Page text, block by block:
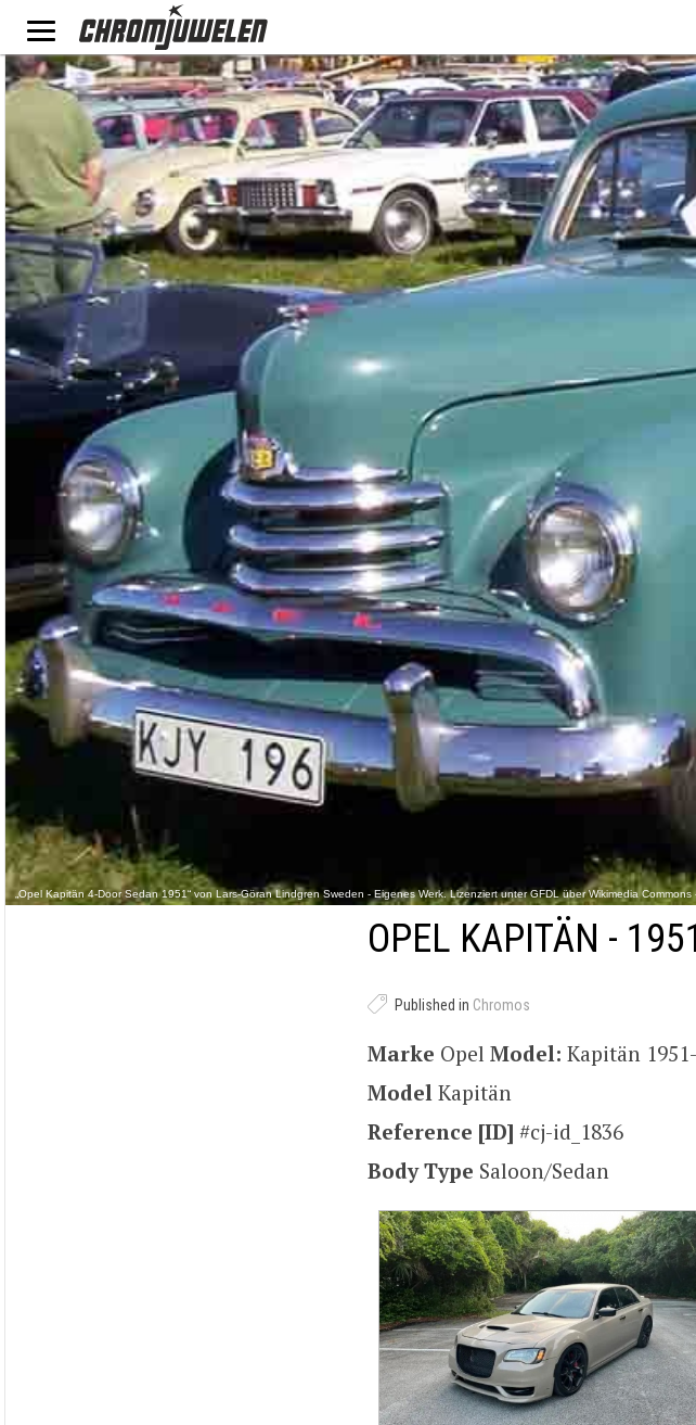
„Opel Kapitän 4-Door Sedan 1951“ von Lars-Göran Lindgren Sweden - Eigenes Werk. Lizenziert unter GFDL über Wikimedia
OPEL KAPITÄN -
Published in Chromos
Marke Opel Model: Kapitän
Model Kapitän
Reference [ID] #cj-id_1836
Body Type Saloon/Sedan